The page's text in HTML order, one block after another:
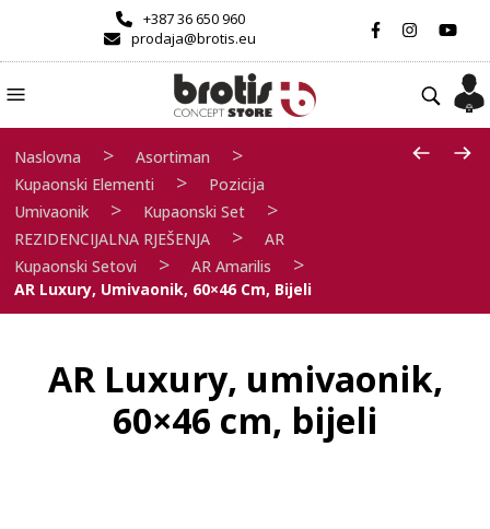
+387 36 650 960
prodaja@brotis.eu
Naslovna > Asortiman >
Kupaonski Elementi >
Pozicija
Umivaonik
> Kupaonski Set >
REZIDENCIJALNA RJEŠENJA >
AR
Kupaonski Setovi
> AR Amarilis >
AR Luxury, Umivaonik, 60×46 Cm, Bijeli
AR Luxury, umivaonik,
60×46 cm, bijeli